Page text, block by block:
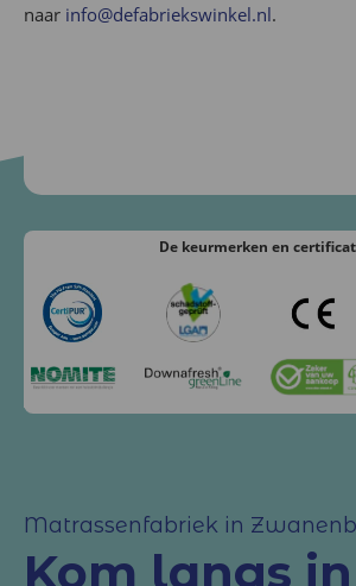
naar info@defabriekswinkel.nl.
De keurmerken en
Matrassenfabriek in
Kom langs in